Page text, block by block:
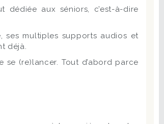
aux séniors, c’est-à-dire
ses multiples supports audios et
déjà.
(re)lancer. Tout d’abord parce